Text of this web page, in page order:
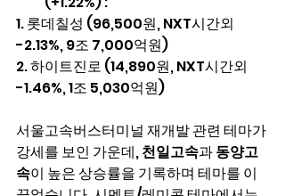
1. 롯데칠성 (96,500원, NXT시간외
-2.13%, 9조 7,000억원)
2. 하이트진로 (14,890원, NXT시간외
-1.46%, 1조 5,030억원)
서울고속버스터미널 재개발 관련 테마가
강세를 보인 가운데, 천일고속과 동양고
속이 높은 상승률을 기록하며 테마를 이